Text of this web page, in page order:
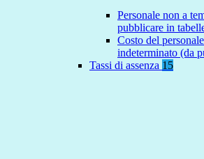
Personale non a
pubblicare in
Costo del
indeterminato (da
Tassi di assenza 15